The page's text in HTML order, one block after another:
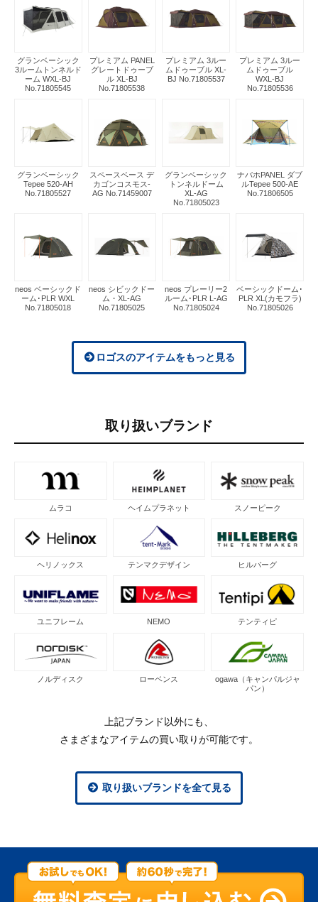
グランベーシック
3ルームトンネルド
ーム WXL-BJ
No.71805545
プレミアム PANEL
グレートドゥーブ
ル XL-BJ
No.71805538
プレミアム 3ルー
ムドゥーブル XL-
BJ No.71805537
プレミアム 3ルー
ムドゥーブル
WXL-BJ
No.71805536
グランベーシック
Tepee 520-AH
No.71805527
スペースベース デ
カゴンコスモス-
AG No.71459007
グランベーシック
トンネルドーム
XL-AG
No.71805023
ナバホPANEL ダブ
ルTepee 500-AE
No.71806505
neos ベーシックド
ーム･PLR WXL
No.71805018
neos シビックドー
ム・XL-AG
No.71805025
neos プレーリー2
ルーム･PLR L-AG
No.71805024
ベーシックドーム･
PLR XL(カモフラ)
No.71805026
ロゴスのアイテムをもっと見る
取り扱いブランド
ムラコ ヘイムプラネット スノーピーク
ヘリノックス テンマクデザイン ヒルバーグ
ユニフレーム NEMO テンティピ
ノルディスク ローベンス
ogawa（キャンパルジャ
パン）
上記ブランド以外にも、
さまざまなアイテムの買い取りが可能です。
取り扱いブランドを全て見る